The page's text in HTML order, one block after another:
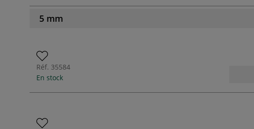
5 mm
Réf. 35584
En stock